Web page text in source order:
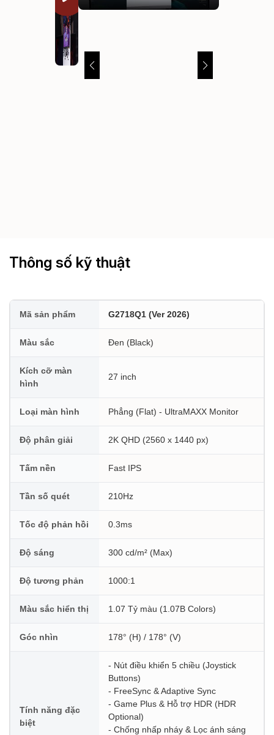
Thông số kỹ thuật
Mã sản phẩm G2718Q1 (Ver 2026)
Màu sắc Đen (Black)
Kích cỡ màn
hình
27 inch
Loại màn hình Phẳng (Flat) - UltraMAXX Monitor
Độ phân giải 2K QHD (2560 x 1440 px)
Tấm nền Fast IPS
Tần số quét 210Hz
Tốc độ phản hồi 0.3ms
Độ sáng 300 cd/m² (Max)
Độ tương phản 1000:1
Màu sắc hiển thị 1.07 Tỷ màu (1.07B Colors)
Góc nhìn 178° (H) / 178° (V)
Tính năng đặc
biệt
- Nút điều khiển 5 chiều (Joystick
Buttons)
- FreeSync & Adaptive Sync
- Game Plus & Hỗ trợ HDR (HDR
Optional)
- Chống nhấp nháy & Lọc ánh sáng